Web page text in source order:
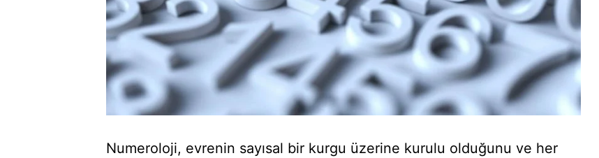
Numeroloji, evrenin sayısal bir kurgu üzerine kurulu olduğunu ve her